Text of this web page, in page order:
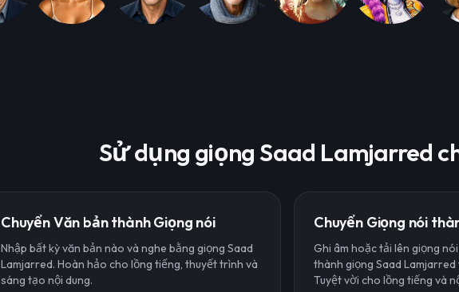
Sử dụng giọng Saad Lamjarred
Chuyển Văn bản thành Giọng nói
Nhập bất kỳ văn bản nào và nghe bằng giọng Saad
Lamjarred. Hoàn hảo cho lồng tiếng, thuyết trình và
sáng tạo nội dung.
Chuyển Giọng nói
Ghi âm hoặc tải lên giọng
thành giọng Saad
Tuyệt vời cho lồng tiếng và